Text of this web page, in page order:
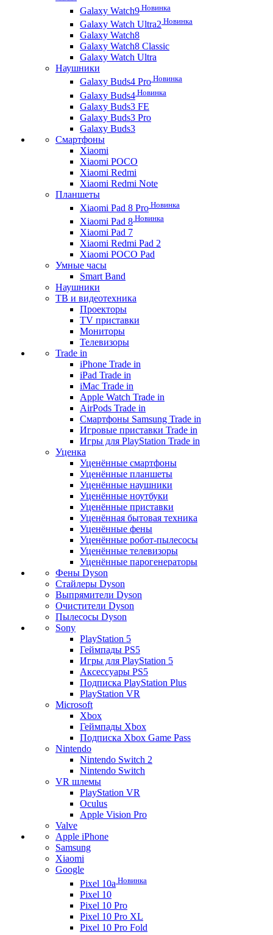
Galaxy Watch9 Новинка
Galaxy Watch Ultra2 Новинка
Galaxy Watch8
Galaxy Watch8 Classic
Galaxy Watch Ultra
Наушники
Galaxy Buds4 Pro Новинка
Galaxy Buds4 Новинка
Galaxy Buds3 FE
Galaxy Buds3 Pro
Galaxy Buds3
Смартфоны
Xiaomi
Xiaomi POCO
Xiaomi Redmi
Xiaomi Redmi Note
Планшеты
Xiaomi Pad 8 Pro Новинка
Xiaomi Pad 8 Новинка
Xiaomi Pad 7
Xiaomi Redmi Pad 2
Xiaomi POCO Pad
Умные часы
Smart Band
Наушники
ТВ и видеотехника
Проекторы
TV приставки
Мониторы
Телевизоры
Trade in
iPhone Trade in
iPad Trade in
iMac Trade in
Apple Watch Trade in
AirPods Trade in
Смартфоны Samsung Trade in
Игровые приставки Trade in
Игры для PlayStation Trade in
Уценка
Уценённые смартфоны
Уценённые планшеты
Уценённые наушники
Уценённые ноутбуки
Уценённые приставки
Уценённая бытовая техника
Уценённые фены
Уценённые робот-пылесосы
Уценённые телевизоры
Уценённые парогенераторы
Фены Dyson
Стайлеры Dyson
Выпрямители Dyson
Очистители Dyson
Пылесосы Dyson
Sony
PlayStation 5
Геймпады PS5
Игры для PlayStation 5
Аксессуары PS5
Подписка PlayStation Plus
PlayStation VR
Microsoft
Xbox
Геймпады Xbox
Подписка Xbox Game Pass
Nintendo
Nintendo Switch 2
Nintendo Switch
VR шлемы
PlayStation VR
Oculus
Apple Vision Pro
Valve
Apple iPhone
Samsung
Xiaomi
Google
Pixel 10a Новинка
Pixel 10
Pixel 10 Pro
Pixel 10 Pro XL
Pixel 10 Pro Fold